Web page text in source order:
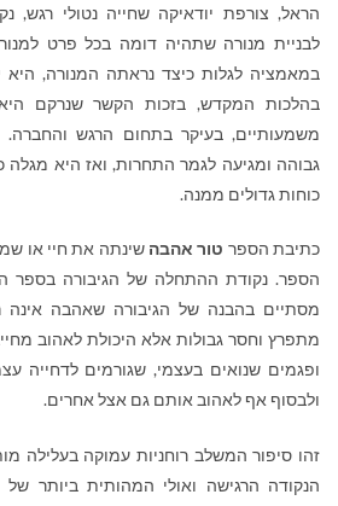
הראל, צורפת יודאיקה שחייה נטולי רגש,
לבניית מנורה שתהיה דומה בכל פרט
במאמציה לגלות כיצד נראתה המנורה, היא
בהלכות המקדש, בזכות הקשר שנרקם היא
משמעותיים, בעיקר בתחום הרגש והחברה.
גבוהה ומגיעה לגמר התחרות, ואז היא מגלה
כוחות גדולים ממנה.
כתיבת הספר טור אהבה שינתה את חיי או
הספר. נקודת ההתחלה של הגיבורה בספר
מסתיים בהבנה של הגיבורה שאהבה אינה
מתפרץ וחסר גבולות אלא היכולת לאהוב
ופגמים שנואים בעצמי, שגורמים לדחייה
ולבסוף אף לאהוב אותם גם אצל אחרים.
זהו סיפור המשלב רוחניות עמוקה בעלילה
הנקודה הרגישה ואולי המהותית ביותר